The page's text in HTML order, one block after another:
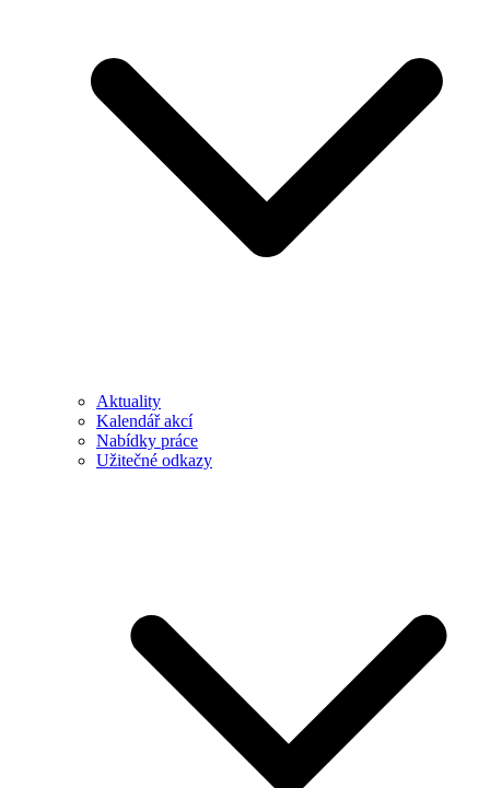
Aktuality
Kalendář akcí
Nabídky práce
Užitečné odkazy